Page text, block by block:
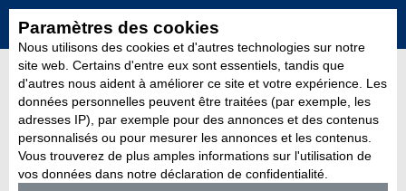
Paramètres des cookies
Nous utilisons des cookies et d'autres technologies sur notre
site web. Certains d'entre eux sont essentiels, tandis que
d'autres nous aident à améliorer ce site et votre expérience. Les
données personnelles peuvent être traitées (par exemple, les
adresses IP), par exemple pour des annonces et des contenus
personnalisés ou pour mesurer les annonces et les contenus.
Vous trouverez de plus amples informations sur l'utilisation de
vos données dans notre déclaration de confidentialité.